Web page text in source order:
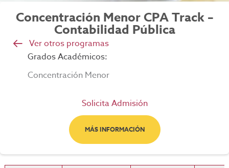
Concentración Menor CPA Track –
Contabilidad Pública
Ver otros programas
Grados Académicos:
Concentración Menor
Solicita Admisión
MÁS INFORMACIÓN